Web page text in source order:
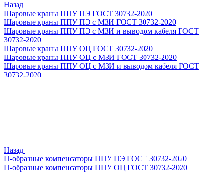
Назад
Шаровые краны ППУ ПЭ ГОСТ 30732-2020
Шаровые краны ППУ ПЭ с МЗИ ГОСТ 30732-2020
Шаровые краны ППУ ПЭ с МЗИ и выводом кабеля ГОСТ
30732-2020
Шаровые краны ППУ ОЦ ГОСТ 30732-2020
Шаровые краны ППУ ОЦ с МЗИ ГОСТ 30732-2020
Шаровые краны ППУ ОЦ с МЗИ и выводом кабеля ГОСТ
30732-2020
Назад
П-образные компенсаторы ППУ ПЭ ГОСТ 30732-2020
П-образные компенсаторы ППУ ОЦ ГОСТ 30732-2020